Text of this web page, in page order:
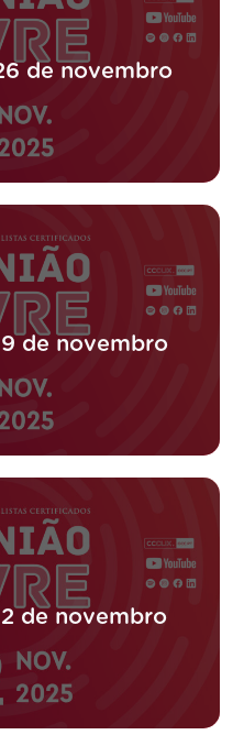
de novembro
de novembro
de novembro